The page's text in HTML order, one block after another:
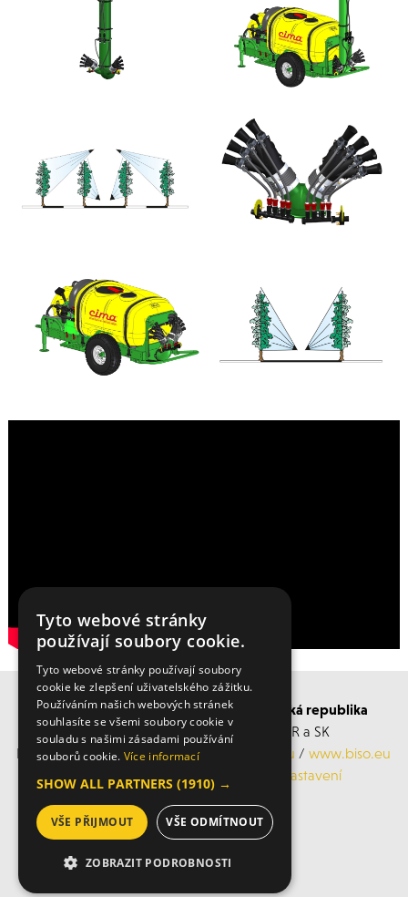
BISO SCHRATTENECKER Česká a Slovenská republika
Obchodní s servisní střediska po ČR a SK
Mobil: +420 606 183 360, Email:
info@biso.eu /www.biso.eu
Cookies nastavení
© 2026 Biso
Tyto webové stránky
používají soubory cookie.
Tyto webové stránky používají soubory
cookie ke zlepšení uživatelského zážitku.
Používáním našich webových stránek
souhlasíte se všemi soubory cookie v
souladu s našimi zásadami používání
souborů cookie. Více informací
SHOW ALL PARTNERS (1910) →
VŠE PŘIJMOUT VŠE ODMÍTNOUT
ZOBRAZIT PODROBNOSTI